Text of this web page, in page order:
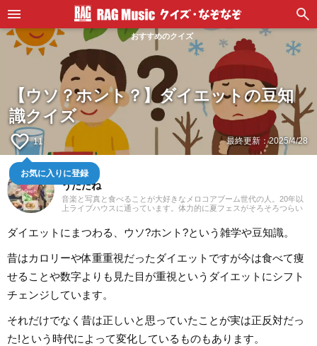
おすすめのクイズ
【ウソ？ホント？】ダイエットの豆知
識クイズ
favorite_border 11
お気に入りに登録
最終更新：2025/4/28
ライター
うたたね
音楽と写真と食べることが大好きなメロコアブーム世代の人。20年以
上ライブハウスに通っています。体力的に夏フェスがそろそろつらい
意ではないのでストレートに入ってくる邦ロックをよく聴きますが、
オススメされると洋楽邦楽問わず浅く広くなんでも聴きます。音楽を
す。
ダイエットにまつわる、ウソ?ホント?という雑学や豆知識。
昔はカロリーや体重重視だったダイエットですが今は食べて痩
せることや数字よりも見た目が重視というダイエットにシフト
チェンジしています。
それだけでなく昔は正しいと思っていたことが実は正反対だっ
た!という時代によって変化しているものもあります。